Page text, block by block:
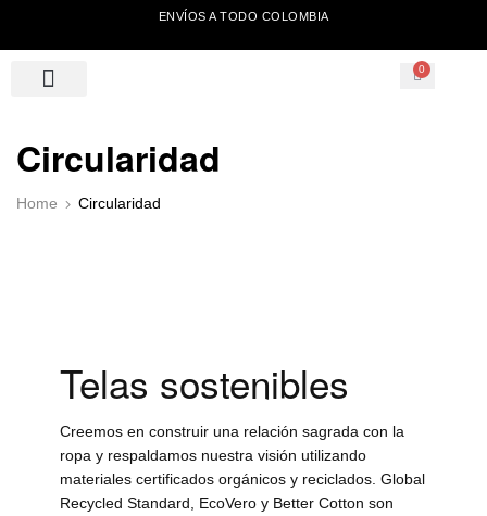
ENVÍOS A TODO COLOMBIA
0
Circularidad
Home Circularidad
Telas sostenibles
Creemos en construir una relación sagrada con la
ropa y respaldamos nuestra visión utilizando
materiales certificados orgánicos y reciclados. Global
Recycled Standard, EcoVero y Better Cotton son